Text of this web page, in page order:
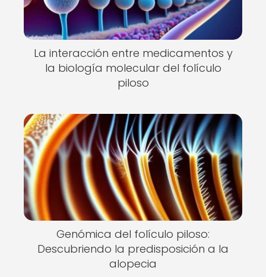
La interacción entre medicamentos y
la biología molecular del folículo
piloso
Genómica del folículo piloso:
Descubriendo la predisposición a la
alopecia